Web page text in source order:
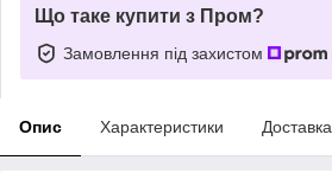
Що таке купити з Пром?
Замовлення під захистом
Опис Характеристики Доставка